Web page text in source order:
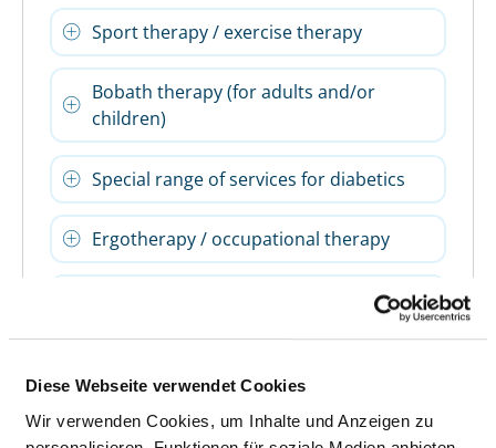
Diese Webseite verwendet Cookies
Wir verwenden Cookies, um Inhalte und Anzeigen zu
Sport therapy / exercise therapy
Bobath therapy (for adults and/or
children)
Special range of services for diabetics
Ergotherapy / occupational therapy
Continence training / incontinence